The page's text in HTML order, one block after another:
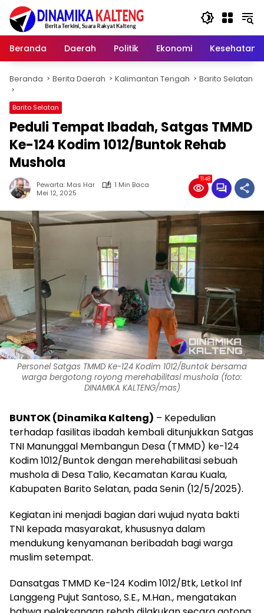
Langsung
konten
Beranda
Daerah Politik Ekonomi Kesehatan
Beranda Berita Daerah Kalimantan Tengah Barito Selatan
Barito Selatan
Peduli Tempat Ibadah, Satgas TMMD
Ke-124 Kodim 1012/Buntok Rehab
Mushola
Pewarta: Mas Har
1 Min Baca
Mei 12, 2025
1148
Personel Satgas TMMD Ke-124 Kodim 1012/Buntok bersama
warga bergotong royong merehabilitasi mushola (foto:
DINAMIKA KALTENG/mas)
BUNTOK (Dinamika Kalteng) – Kepedulian
terhadap fasilitas ibadah kembali ditunjukkan Satgas
TNI Manunggal Membangun Desa (TMMD) ke-124
Kodim 1012/Buntok dengan merehabilitasi sebuah
mushola di Desa Talio, Kecamatan Karau Kuala,
Kabupaten Barito Selatan, pada Senin (12/5/2025).
Kegiatan ini menjadi bagian dari wujud nyata bakti
TNI kepada masyarakat, khususnya dalam
mendukung kenyamanan beribadah bagi warga
muslim setempat.
Dansatgas TMMD Ke-124 Kodim 1012/Btk, Letkol Inf
Langgeng Pujut Santoso, S.E., M.Han., mengatakan